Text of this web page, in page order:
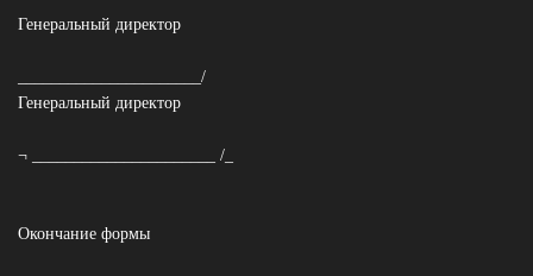
Генеральный директор
______________________/
Генеральный директор
¬ ______________________ /_
Окончание формы